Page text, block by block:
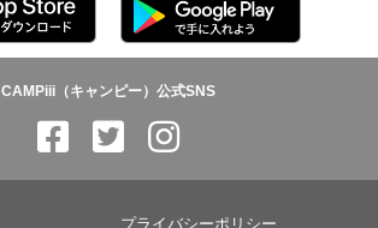
CAMPiii（キャンピー）公式SNS
プライバシーポリシー